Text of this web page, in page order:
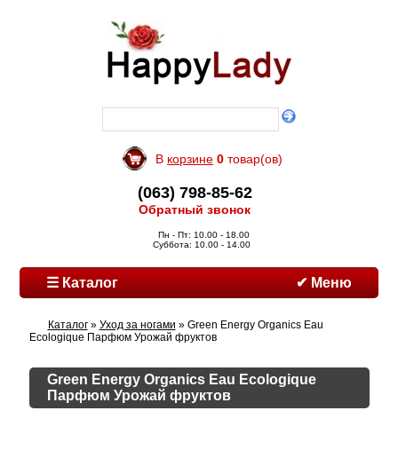
В корзине 0 товар(ов)
(063) 798-85-62
Обратный звонок
Пн - Пт: 10.00 - 18.00
Суббота: 10.00 - 14.00
☰ Каталог ✔ Меню
Каталог» Уход за ногами » Green Energy Organics Eau
Ecologique Парфюм Урожай фруктов
Green Energy Organics Eau Ecologique
Парфюм Урожай фруктов